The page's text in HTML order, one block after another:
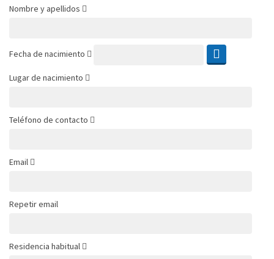
Nombre y apellidos
Fecha de nacimiento
Lugar de nacimiento
Teléfono de contacto
Email
Repetir email
Residencia habitual